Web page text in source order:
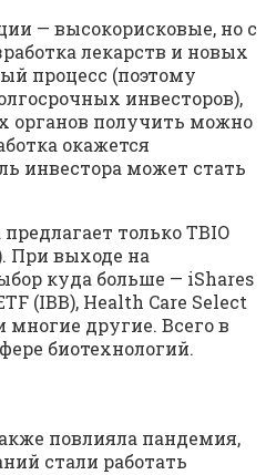
— высокорисковые, но с
лекарств и новых
процесс (поэтому
инвесторов),
органов получить можно
окажется
инвестора может стать
только TBIO
При выходе на
куда больше — iShares
(IBB), Health Care Select
многие другие. Всего в
биотехнологий.
повлияла пандемия,
стали работать